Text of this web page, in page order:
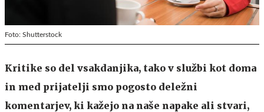
Foto: Shutterstock
Kritike so del vsakdanjika, tako v službi kot doma
in med prijatelji smo pogosto deležni
komentarjev, ki kažejo na naše napake ali stvari,